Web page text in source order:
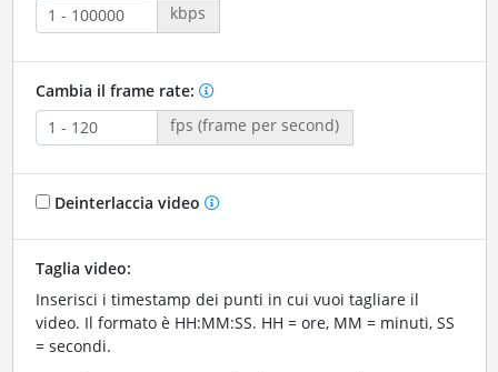
kbps
Cambia il frame rate:
fps (frame per second)
Deinterlaccia video
Taglia video:
Inserisci i timestamp dei punti in cui vuoi tagliare il
video. Il formato è HH:MM:SS. HH = ore, MM = minuti, SS
= secondi.